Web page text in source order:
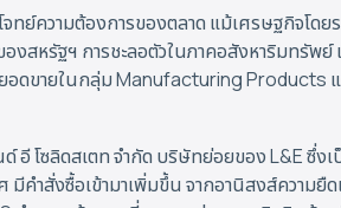
ย์ความต้องการของตลาด แม้เศรษฐกิจโด
งสหรัฐฯ การชะลอตัวในภาคอสังหาริมทรัพ
ดขายในกลุ่ม Manufacturing Products
อี โซลิดสเตท จำกัด บริษัทย่อยของ L&E ซึ่
คำสั่งซื้อเข้ามาเพิ่มขึ้น จากอานิสงส์ความยื